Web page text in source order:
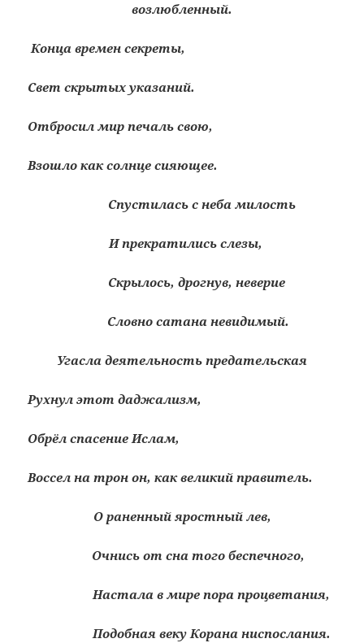
возлюбленный.
Конца времен секреты,
Свет скрытых указаний.
Отбросил мир печаль свою,
Взошло как солнце сияющее.
Спустилась с неба милость
И прекратились слезы,
Скрылось, дрогнув, неверие
Словно сатана невидимый.
Угасла деятельность предательская
Рухнул этот даджализм,
Обрёл спасение Ислам,
Воссел на трон он, как великий правитель.
О раненный яростный лев,
Очнись от сна того беспечного,
Настала в мире пора процветания,
Подобная веку Корана ниспослания.